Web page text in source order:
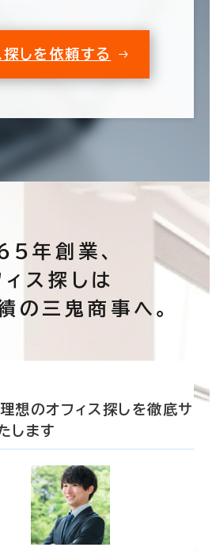
探しを依頼する
年創業、
ィス探しは
の三鬼商事へ。
想のオフィス探しを徹底サ
します